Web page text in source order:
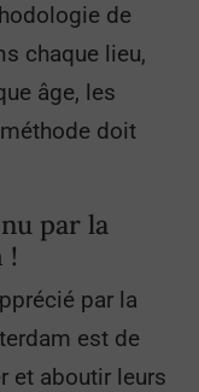
de
chaque lieu,
âge, les
doit
par la
!
par la
est de
et aboutir leurs